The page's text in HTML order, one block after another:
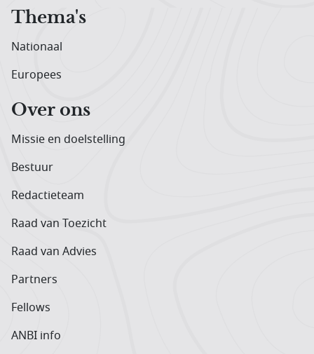
Thema's
Nationaal
Europees
Over ons
Missie en doelstelling
Bestuur
Redactieteam
Raad van Toezicht
Raad van Advies
Partners
Fellows
ANBI info